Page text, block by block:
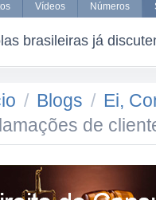
Vídeos Números
brasileiras já
/ Blogs / Ei,
de